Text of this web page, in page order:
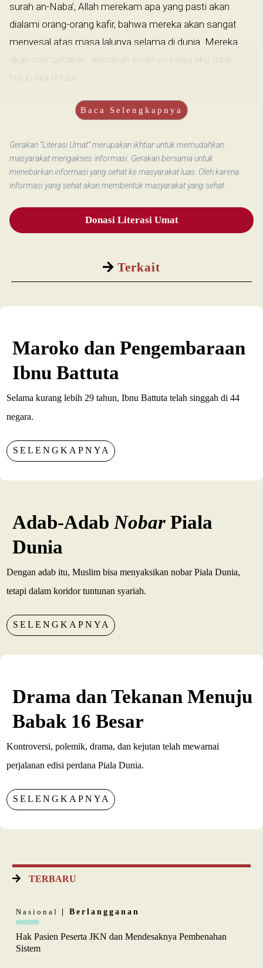
Terkait
surah an-Naba’, Allah merekam apa yang pasti akan
dialami orang-orang kafir, bahwa mereka akan sangat
menyesal atas masa lalunya selama di dunia. Mereka
akan mengatakan: alangkah enaknya kalau aku tidak
hidup lagi tetapi...
Baca Selengkapnya
Gerakan “Literasi Umat” merupakan ikhtiar untuk memudahkan
masyarakat mengakses informasi. Gerakan bersama untuk
menebarkan informasi yang sehat ke masyarakat luas. Oleh karena
informasi yang sehat akan membentuk masyarakat yang sehat.
Donasi Literasi Umat
Maroko dan Pengembaraan
Ibnu Battuta
Selama kurang lebih 29 tahun, Ibnu Battuta telah singgah di 44
negara.
SELENGKAPNYA
Adab-AdabNobar Piala
Dunia
Dengan adab itu, Muslim bisa menyaksikan nobar Piala Dunia,
tetapi dalam koridor tuntunan syariah.
SELENGKAPNYA
Drama dan Tekanan Menuju
Babak 16 Besar
Kontroversi, polemik, drama, dan kejutan telah mewarnai
perjalanan edisi perdana Piala Dunia.
SELENGKAPNYA
TERBARU
Nasional | Berlangganan
Hak Pasien Peserta JKN dan Mendesaknya Pembenahan
Sistem